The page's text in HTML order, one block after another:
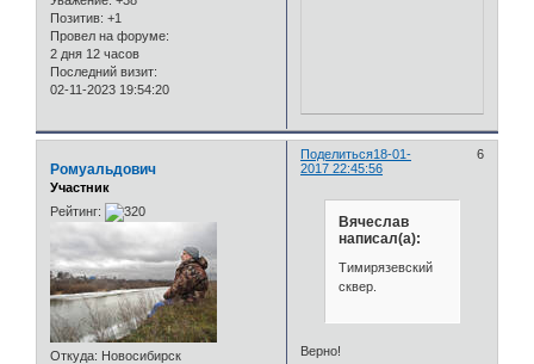
Позитив: +1
Провел на форуме:
2 дня 12 часов
Последний визит:
02-11-2023 19:54:20
Поделиться 6
18-01-
2017 22:45:56
Ромуальдович
Участник
Рейтинг:
Откуда: Новосибирск
Вячеслав
написал(а):
Тимирязевский
сквер.
Верно!